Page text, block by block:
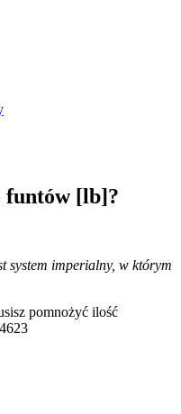
funtów [lb]?
system imperialny, w którym
pomnożyć ilość